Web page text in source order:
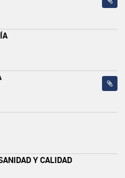
Y CALIDAD